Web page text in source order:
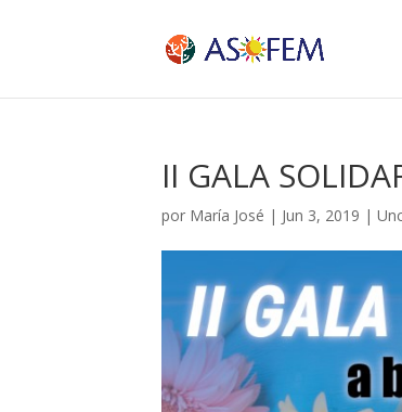
II GALA
por María José | Jun 3, 2019 |